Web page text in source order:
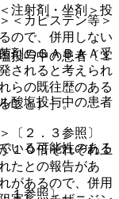
＜カピステン等＞
ので、併用しない
剤のＧＡＢＡＡ受
されると考えられ
らの既往歴のある
こと）］。
〔２．３参照〕
１０倍それぞれ上
たとの報告があ
があるので、併用
注射剤・坐剤＞投
投与中の患者〔１
酸塩投与中の患者
いる可能性のある
１参照〕。